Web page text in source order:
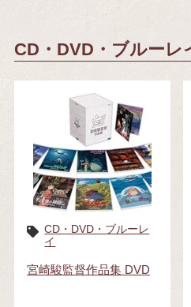
CD・DVD・ブルーレ
CD・DVD・ブルーレ
イ
宮崎駿監督作品集 DVD